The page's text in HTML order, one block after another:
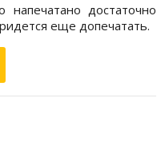
достаточно
еще допечатать.